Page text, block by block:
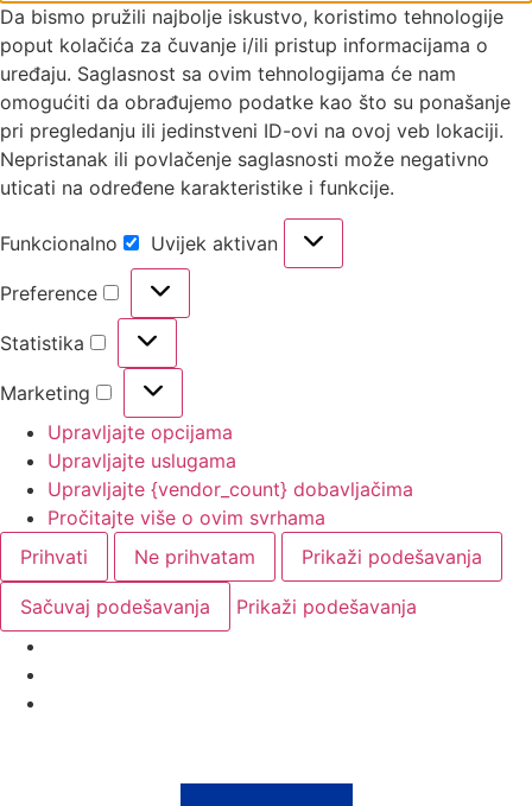
Da bismo pružili najbolje iskustvo, koristimo tehnologije
poput kolačića za čuvanje i/ili pristup informacijama o
uređaju. Saglasnost sa ovim tehnologijama će nam
omogućiti da obrađujemo podatke kao što su ponašanje
pri pregledanju ili jedinstveni ID-ovi na ovoj veb lokaciji.
Nepristanak ili povlačenje saglasnosti može negativno
uticati na određene karakteristike i funkcije.
Funkcionalno Uvijek aktivan
Preference
Statistika
Marketing
Upravljajte opcijama
Upravljajte uslugama
Upravljajte {vendor_count} dobavljačima
Pročitajte više o ovim svrhama
Prihvati
Ne prihvatam Prikaži podešavanja
Sačuvaj podešavanja Prikaži podešavanja